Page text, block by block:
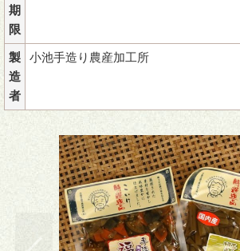
期
限
製
造
者
小池手造り農産加工所